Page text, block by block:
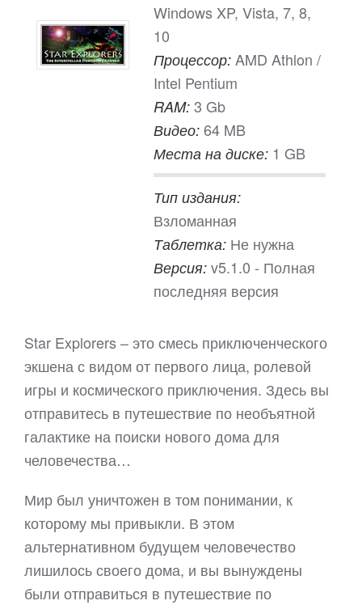
Windows XP, Vista, 7, 8,
10
Процессор: AMD Athlon /
Intel Pentium
RAM: 3 Gb
Видео: 64 MB
Места на диске: 1 GB
Тип издания:
Взломанная
Таблетка: Не нужна
Версия: v5.1.0 - Полная
последняя версия
Star Explorers – это смесь приключенческого
экшена с видом от первого лица, ролевой
игры и космического приключения. Здесь вы
отправитесь в путешествие по необъятной
галактике на поиски нового дома для
человечества…
Мир был уничтожен в том понимании, к
которому мы привыкли. В этом
альтернативном будущем человечество
лишилось своего дома, и вы вынуждены
были отправиться в путешествие по